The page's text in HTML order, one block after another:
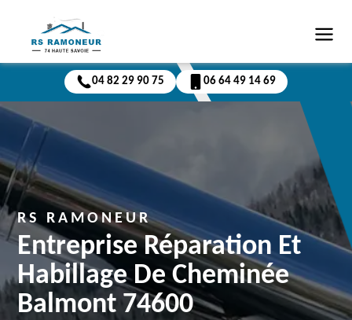
04 82 29 90 75 06 64 49 14 69
RS RAMONEUR
Entreprise Réparation Et
Habillage De Cheminée
Balmont 74600